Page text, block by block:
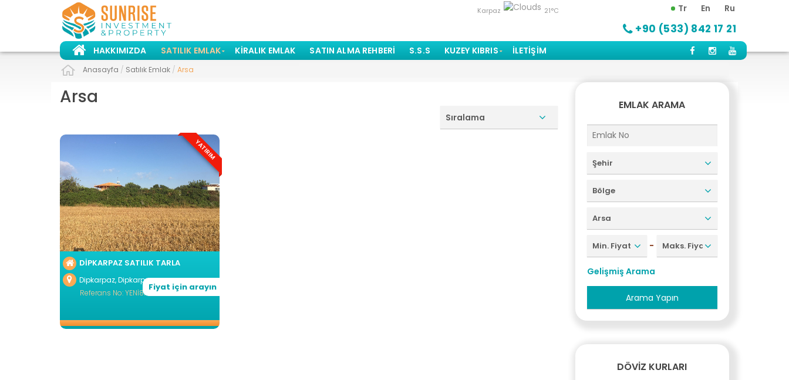
Tr En Ru
Karpaz 21°C
+90 (533) 842 17 21
HAKKIMIZDA SATILIK EMLAK KIRALIK EMLAK SATIN ALMA REHBERI S.S.S KUZEY KIBRIS İLETIŞIM
Anasayfa / Satılık Emlak / Arsa
Arsa
Sıralama
YATIRIM
DİPKARPAZ SATILIK TARLA
Dipkarpaz, Dipkarpaz
Fiyat için arayın
Referans No: YENİ814
EMLAK ARAMA
Şehir
Bölge
Arsa
Min. Fiyat - Maks. Fiyat
Gelişmiş Arama
DÖVIZ KURLARI